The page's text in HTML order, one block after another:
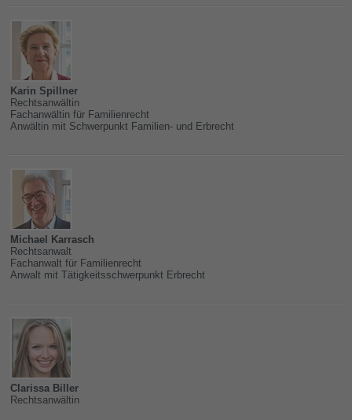
Karin Spillner
Rechtsanwältin
Fachanwältin für Familienrecht
Anwältin mit Schwerpunkt Familien- und Erbrecht
Michael Karrasch
Rechtsanwalt
Fachanwalt für Familienrecht
Anwalt mit Tätigkeitsschwerpunkt Erbrecht
Clarissa Biller
Rechtsanwältin